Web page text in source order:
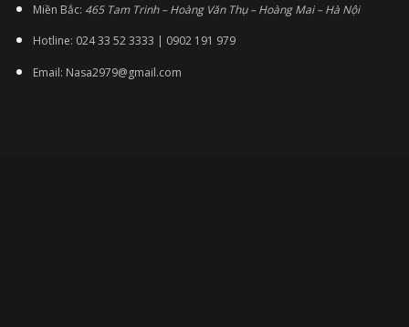
Miền Bắc: 465 Tam Trinh – Hoàng Văn Thụ – Hoàng Mai – Hà Nội
Hotline: 024 33 52 3333 | 0902 191 979
Email: Nasa2979@gmail.com